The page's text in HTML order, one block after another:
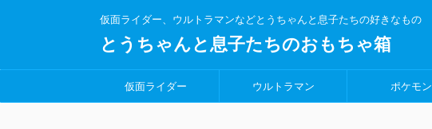
仮面ライダー、ウルトラマンなどとうちゃんと息子たちの好きなもの
とうちゃんと息子たちのおもちゃ箱
仮面ライダー ウルトラマン ポケモン